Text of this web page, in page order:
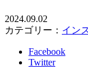
2024.09.02
カテゴリー： イン
Facebook
Twitter